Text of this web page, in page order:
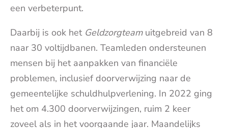
een verbeterpunt.
Daarbij is ook het Geldzorgteamuitgebreid van 8
naar 30 voltijdbanen. Teamleden ondersteunen
mensen bij het aanpakken van financiële
problemen, inclusief doorverwijzing naar de
gemeentelijke schuldhulpverlening. In 2022 ging
het om 4.300 doorverwijzingen, ruim 2 keer
zoveel als in het voorgaande jaar. Maandelijks